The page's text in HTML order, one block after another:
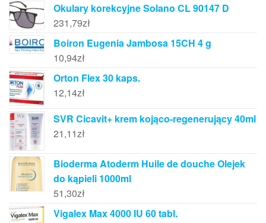
Okulary korekcyjne Solano CL 90147 D
231,79zł
Boiron Eugenia Jambosa 15CH 4 g
10,94zł
Orton Flex 30 kaps.
12,14zł
SVR Cicavit+ krem kojąco-regenerujący 40ml
21,11zł
Bioderma Atoderm Huile de douche Olejek
do kąpieli 1000ml
51,30zł
Vigalex Max 4000 IU 60 tabl.